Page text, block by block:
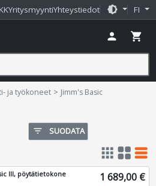
YritysmyyntiYhteystiedot brightness_medium FI
person shopping_cart
ja työkoneet Jimm's Basic
filter_list SUODATA
apps grid_view table_rows
III, pöytätietokone 1 689,00 €